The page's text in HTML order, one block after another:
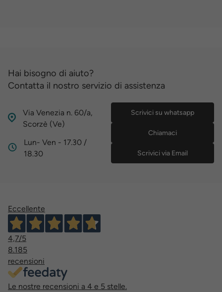
Hai bisogno di aiuto?
Contatta il nostro servizio di assistenza
Via Venezia n. 60/a,
Scorzè (Ve)
Lun- Ven - 17.30 /
18.30
Scrivici su whatsapp
Chiamaci
Scrivici via Email
Eccellente
4,7/5
8.185
recensioni
Le nostre recensioni a 4 e 5 stelle.